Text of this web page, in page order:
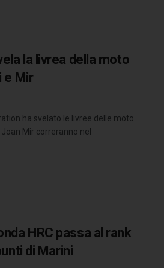
la livrea della moto
e Mir
ha svelato le livree delle moto
Mir correranno nel
HRC passa al rank
di Marini